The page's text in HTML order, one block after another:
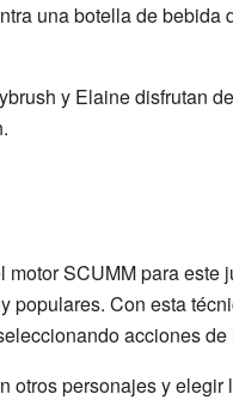
una botella de
y Elaine disfrutan
SCUMM para este
populares. Con esta
acciones
otros personajes y